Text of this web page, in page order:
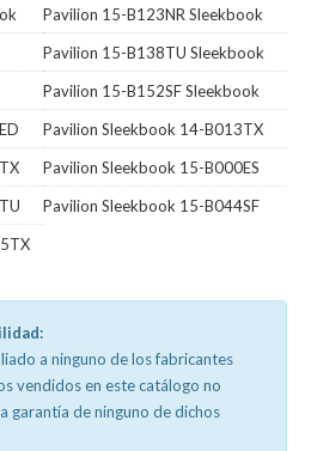
Pavilion 15-B123NR Sleekbook
Pavilion 15-B138TU Sleekbook
Pavilion 15-B152SF Sleekbook
Pavilion Sleekbook 14-B013TX
Pavilion Sleekbook 15-B000ES
Pavilion Sleekbook 15-B044SF
a ninguno de los fabricantes
vendidos en este catálogo no
garantía de ninguno de dichos